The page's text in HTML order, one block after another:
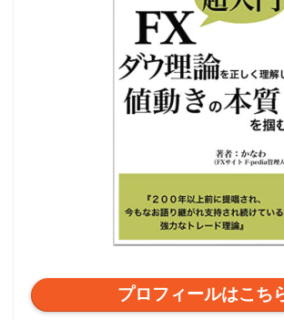
プロフィールはこち